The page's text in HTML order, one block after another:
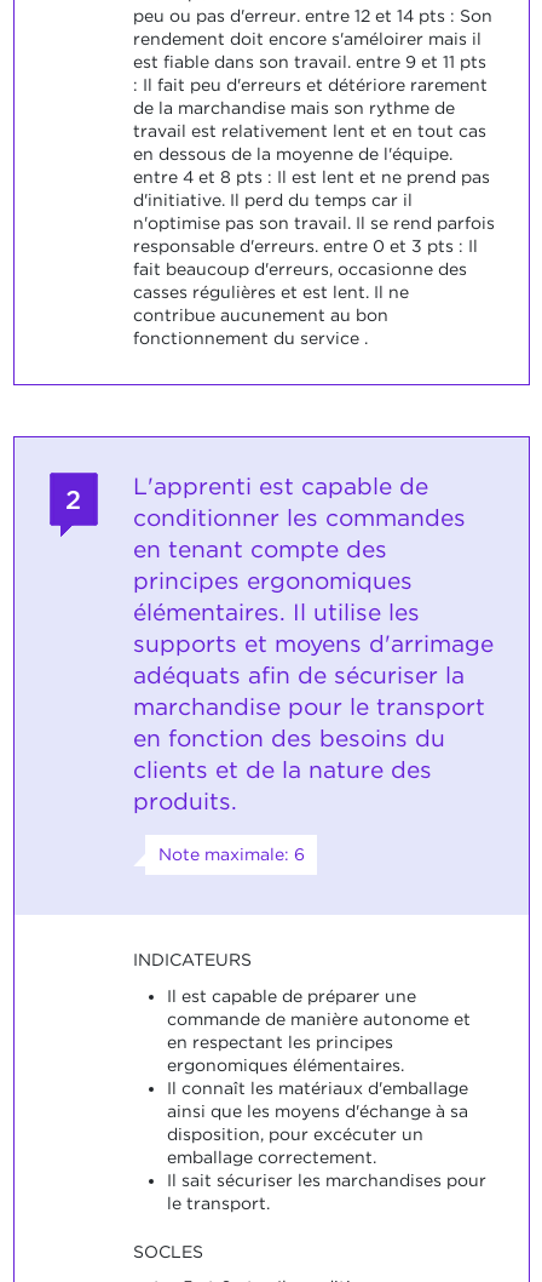
peu ou pas d'erreur. entre 12 et 14 pts : Son
rendement doit encore s'améloirer mais il
est fiable dans son travail. entre 9 et 11 pts
: Il fait peu d'erreurs et détériore rarement
de la marchandise mais son rythme de
travail est relativement lent et en tout cas
en dessous de la moyenne de l'équipe.
entre 4 et 8 pts : Il est lent et ne prend pas
d'initiative. Il perd du temps car il
n'optimise pas son travail. Il se rend parfois
responsable d'erreurs. entre 0 et 3 pts : Il
fait beaucoup d'erreurs, occasionne des
casses régulières et est lent. Il ne
contribue aucunement au bon
fonctionnement du service .
2
L'apprenti est capable de
conditionner les commandes
en tenant compte des
principes ergonomiques
élémentaires. Il utilise les
supports et moyens d'arrimage
adéquats afin de sécuriser la
marchandise pour le transport
en fonction des besoins du
clients et de la nature des
produits.
Note maximale: 6
INDICATEURS
Il est capable de préparer une
commande de manière autonome et
en respectant les principes
ergonomiques élémentaires.
Il connaît les matériaux d'emballage
ainsi que les moyens d'échange à sa
disposition, pour excécuter un
emballage correctement.
Il sait sécuriser les marchandises pour
le transport.
SOCLES